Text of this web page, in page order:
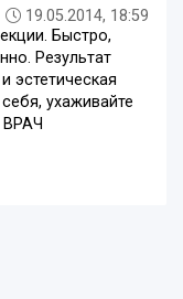
19.05.2014, 18:59
Быстро,
Результат
эстетическая
ухаживайте
ВРАЧ